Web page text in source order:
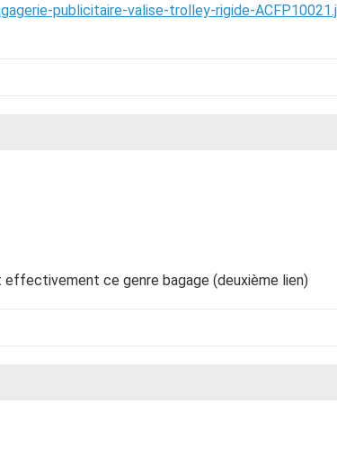
publicitaire-valise-trolley-rigide-
effectivement ce genre bagage (deuxième lien)